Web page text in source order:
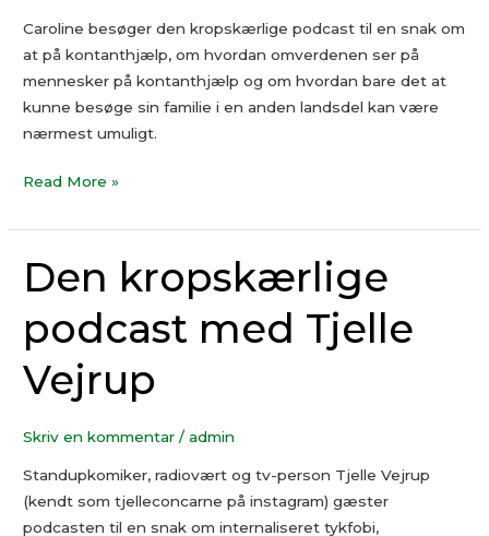
Caroline besøger den kropskærlige podcast til en snak om
at på kontanthjælp, om hvordan omverdenen ser på
mennesker på kontanthjælp og om hvordan bare det at
kunne besøge sin familie i en anden landsdel kan være
nærmest umuligt.
Read More »
Den kropskærlige
podcast med Tjelle
Vejrup
Skriv en kommentar /admin
Standupkomiker, radiovært og tv-person Tjelle Vejrup
(kendt som tjelleconcarne på instagram) gæster
podcasten til en snak om internaliseret tykfobi,
Den
kropskærlige
podcast
med
Tjelle
Vejrup